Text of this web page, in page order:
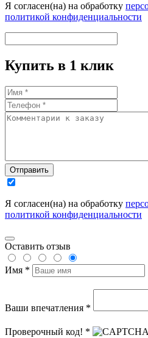
Я согласен(на) на обработку
политикой конфиденциальности
Купить в 1 клик
Отправить
Я согласен(на) на обработку
политикой конфиденциальности
Оставить отзыв
Имя *
Ваши впечатления *
Проверочный код! *